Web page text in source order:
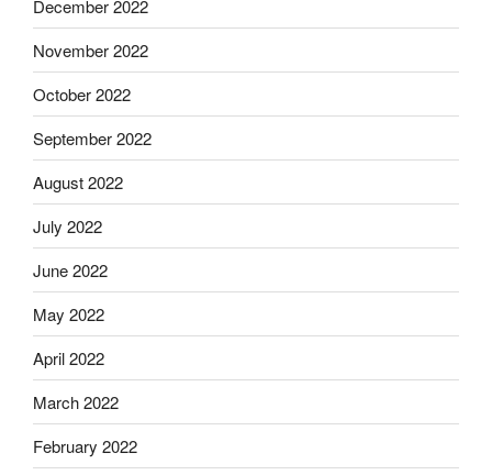
December 2022
November 2022
October 2022
September 2022
August 2022
July 2022
June 2022
May 2022
April 2022
March 2022
February 2022